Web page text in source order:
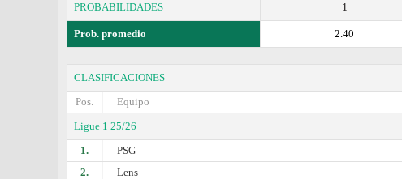
PROBABILIDADES 1
Prob. promedio 2.40
CLASIFICACIONES
Pos.
Equipo
Ligue 1 25/26
1.
PSG
2.
Lens